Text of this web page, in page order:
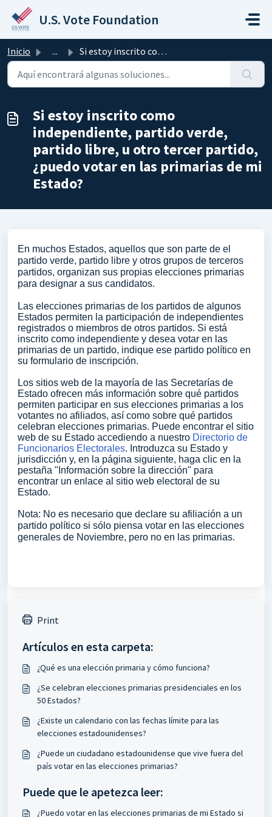
Saltar al contenido principal
U.S. Vote Foundation
Inicio ... Si estoy inscrito como independiente, partido verde, part...
Si estoy inscrito como
independiente, partido verde,
partido libre, u otro tercer partido,
¿puedo votar en las primarias de mi
Estado?
En muchos Estados, aquellos que son parte de el
partido verde, partido libre y otros grupos de terceros
partidos, organizan sus propias elecciones primarias
para designar a sus candidatos.
Las elecciones primarias de los partidos de algunos
Estados permiten la participación de independientes
registrados o miembros de otros partidos. Si está
inscrito como independiente y desea votar en las
primarias de un partido, indique ese partido político en
su formulario de inscripción.
Los sitios web de la mayoría de las Secretarías de
Estado ofrecen más información sobre qué partidos
permiten participar en sus elecciones primarias a los
votantes no afiliados, así como sobre qué partidos
celebran elecciones primarias. Puede encontrar el sitio
web de su Estado accediendo a nuestro Directorio de
Funcionarios Electorales. Introduzca su Estado y
jurisdicción y, en la página siguiente, haga clic en la
pestaña "Información sobre la dirección" para
encontrar un enlace al sitio web electoral de su
Estado.
Nota: No es necesario que declare su afiliación a un
partido político si sólo piensa votar en las elecciones
generales de Noviembre, pero no en las primarias.
Print
Artículos en esta carpeta:
¿Qué es una elección primaria y cómo funciona?
¿Se celebran elecciones primarias presidenciales en los
50 Estados?
¿Existe un calendario con las fechas límite para las
elecciones estadounidenses?
¿Puede un ciudadano estadounidense que vive fuera del
país votar en las elecciones primarias?
Puede que le apetezca leer:
¿Puedo votar en las elecciones primarias de mi Estado si